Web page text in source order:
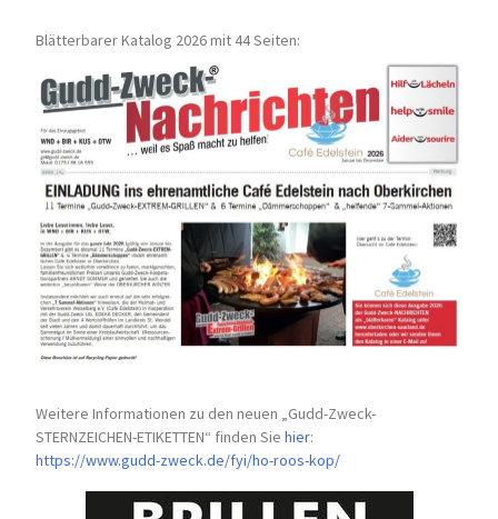
Blätterbarer Katalog 2026 mit 44 Seiten:
Weitere Informationen zu den neuen „Gudd-Zweck-
STERNZEICHEN-ETIKETTEN“ finden Siehier:
https://www.gudd-zweck.de/fyi/ho-roos-kop/